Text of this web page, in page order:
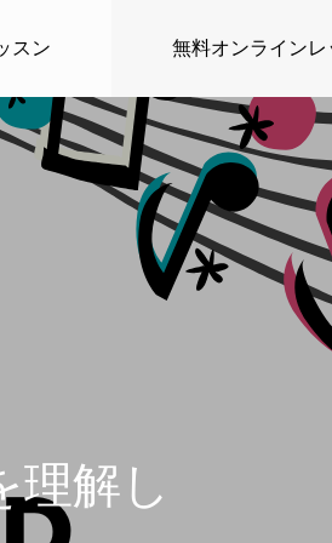
スン 無料オンラインレ
トップページ
理解し